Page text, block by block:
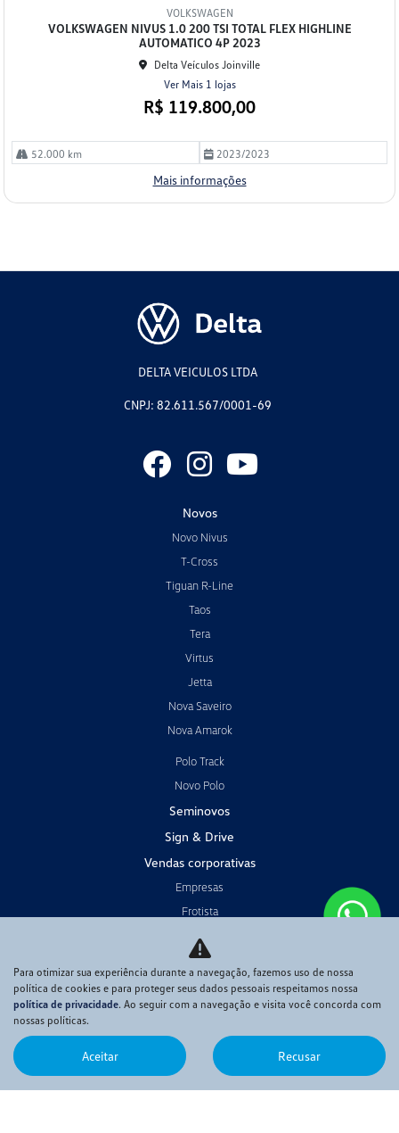
VOLKSWAGEN
VOLKSWAGEN NIVUS 1.0 200 TSI TOTAL FLEX HIGHLINE
AUTOMATICO 4P 2023
Delta Veículos Joinville
Ver Mais 1 lojas
R$ 119.800,00
52.000 km 2023/2023
Mais informações
DELTA VEICULOS LTDA
CNPJ: 82.611.567/0001-69
Novos
Novo Nivus
T-Cross
Tiguan R-Line
Taos
Tera
Virtus
Jetta
Nova Saveiro
Nova Amarok
Polo Track
Novo Polo
Seminovos
Sign & Drive
Vendas corporativas
Empresas
Frotista
PCD
Produtor rural
Locadoras
Pós-vendas
Revisão
Peças e Acessórios
Para otimizar sua experiência durante a navegação, fazemos uso de nossa
política de cookies e para proteger seus dados pessoais respeitamos nossa
política de privacidade. Ao seguir com a navegação e visita você concorda com
nossas políticas.
Aceitar Recusar